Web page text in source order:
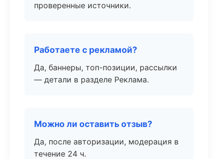
проверенные источники.
Работаете с рекламой?
Да, баннеры, топ-позиции, рассылки
— детали в разделе Реклама.
Можно ли оставить отзыв?
Да, после авторизации, модерация в
течение 24 ч.